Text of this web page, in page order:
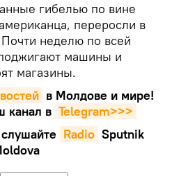
гибелью по вине
переросли в
неделю по всей
машины и
магазины.
в Молдове и мире!
канал в Telegram>>>
Radio Sputnik